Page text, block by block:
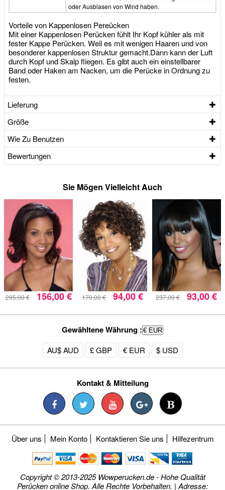
oder Ausblasen von Wind haben.
Vorteile von Kappenlosen Pereücken
Mit einer Kappenlosen Perücken fühlt Ihr Kopf kühler als mit
fester Kappe Perücken. Weil es mit wenigen Haaren und von
besonderer kappenlosen Struktur gemacht.Dann kann der Luft
durch Kopf und Skalp fliegen. Es gibt auch ein einstellbarer
Band oder Haken am Nacken, um die Perücke in Ordnung zu
festen.
Lieferung
Größe
Wie Zu Benutzen
Bewertungen
Sie Mögen Vielleicht Auch
295,00 € 156,00 € 170,00 € 94,00 € 237,00 € 93,00 €
Gewähltene Währung : € EUR
AU$ AUD £ GBP € EUR $ USD
Kontakt & Mitteilung
Über uns Mein Konto Kontaktieren Sie uns Hilfezentrum
Copyright © 2013-2025 Wowperucken.de - Hohe Qualität
Perücken online Shop. Alle Rechte Vorbehalten. | Adresse: